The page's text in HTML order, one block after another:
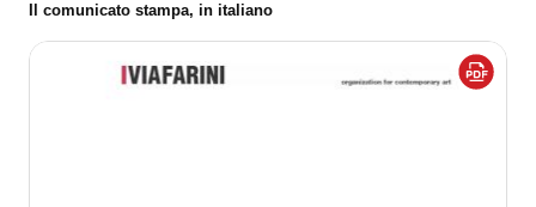
Il comunicato stampa, in italiano